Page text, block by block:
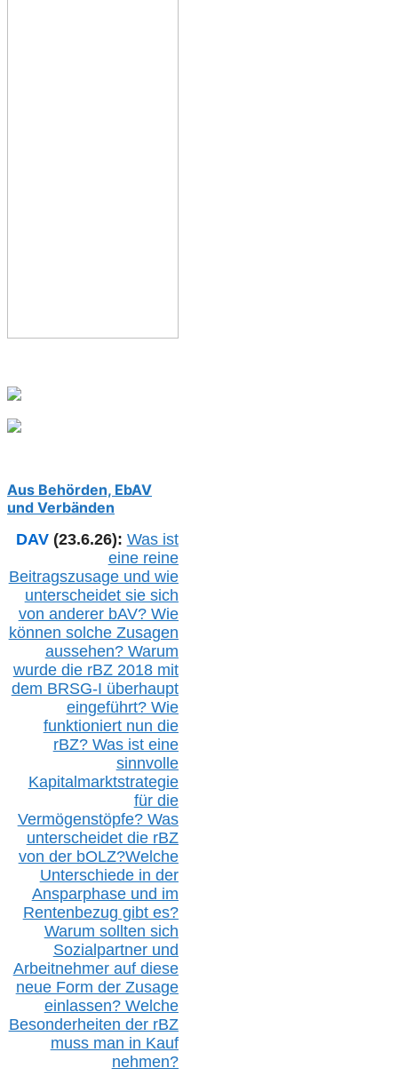
Aus Behörden, EbAV
und Verbänden
DAV (23.6.26): Was ist
eine reine
Beitragszusage und wie
unterscheidet sie sich
von anderer bAV? Wie
können solche Zusagen
aussehen? Warum
wurde die rBZ2018 mit
dem BRSG-I überhaupt
eingeführt? Wie
funktioniert nun die
rBZ? Was ist eine
sinnvolle
Kapitalmarktstrategie
für die
Vermögenstöpfe? Was
unterscheidet die rBZ
von der bOLZ?Welche
Unterschiede in der
Ansparphase und im
Rentenbezug gibt es?
Warum sollten sich
Sozialpartner und
Arbeitnehmer auf diese
neue Form der Zusage
einlassen? Welche
Besonderheiten der rBZ
muss man in Kauf
nehmen?